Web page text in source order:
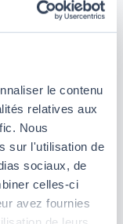
le contenu
relatives aux
Nous
sur l'utilisation de
sociaux, de
celles-ci
avez fournies
essayer de
Pensez par
2024, s’est fait
un faux Brad
Krajnc, «
Les gens